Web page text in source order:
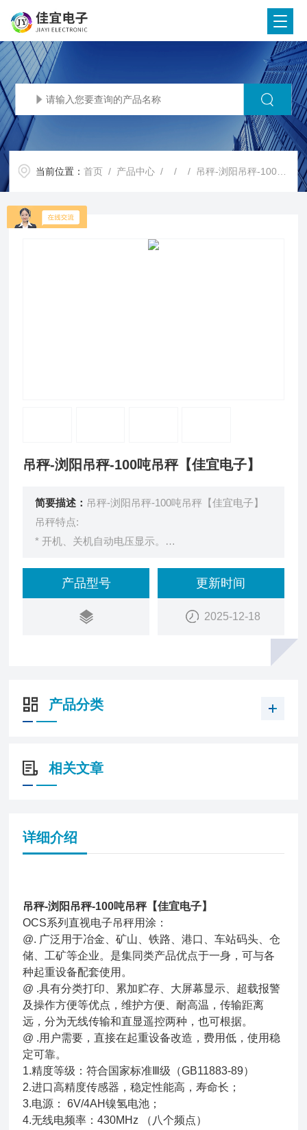
当前位置：首页 / 产品中心 / / / 吊秤-浏阳吊秤-100吨吊秤【佳宜电子】
吊秤-浏阳吊秤-100吨吊秤【佳宜电子】
简要描述： 吊秤-浏阳吊秤-100吨吊秤【佳宜电子】
吊秤特点:
* 开机、关机自动电压显示。
结果。
* 配无线遥控器，方便操作。
* 累计、自动累计、远距离去皮、数值保持、显示分
产品型号 更新时间
2025-12-18
产品分类
相关文章
详细介绍
吊秤-浏阳吊秤-100吨吊秤【佳宜电子】
OCS系列直视电子吊秤用涂：
@. 广泛用于冶金、矿山、铁路、港口、车站码头、仓
储、工矿等企业。是集同类产品优点于一身，可与各
种起重设备配套使用。
@ .具有分类打印、累加贮存、大屏幕显示、超载报警
及操作方便等优点，维护方便、耐高温，传输距离
远，分为无线传输和直显遥控两种，也可根据。
@ .用户需要，直接在起重设备改造，费用低，使用稳
定可靠。
1.精度等级：符合国家标准Ⅲ级（GB11883-89）
2.进口高精度传感器，稳定性能高，寿命长；
3.电源： 6V/4AH镍氢电池；
4.无线电频率：430MHz （八个频点）